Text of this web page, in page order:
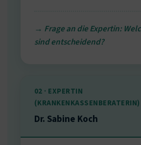
→ Frage an die Expertin:
sind entscheidend?
02 · EXPERTIN
(KRANKENKASSENBERATERIN)
Dr. Sabine Koch